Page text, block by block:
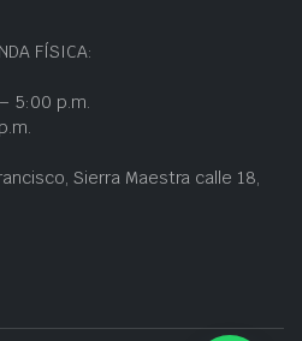
FÍSICA:
5:00 p.m.
Sierra Maestra calle 18,